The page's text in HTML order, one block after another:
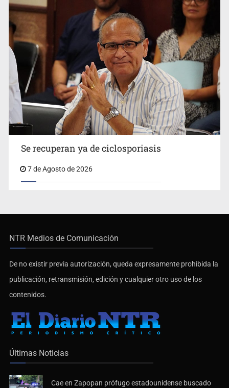
Se recuperan ya de ciclosporiasis
7 de Agosto de 2026
NTR Medios de Comunicación
De no existir previa autorización, queda expresamente prohibida la
publicación, retransmisión, edición y cualquier otro uso de los
contenidos.
Últimas Noticias
Cae en Zapopan prófugo estadounidense buscado